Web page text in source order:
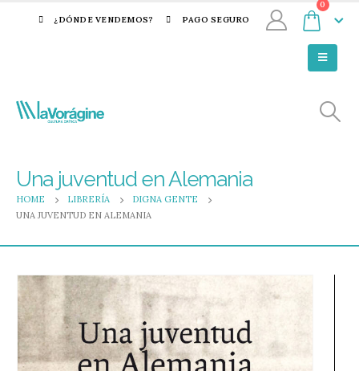
¿DÓNDE VENDEMOS? PAGO SEGURO
0
Una juventud en Alemania
HOME LIBRERÍA
DIGNA GENTE
UNA JUVENTUD EN ALEMANIA